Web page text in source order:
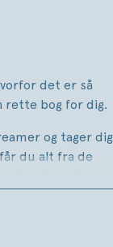
det er så
rette bog for dig.
og tager dig
du alt fra de
sprog